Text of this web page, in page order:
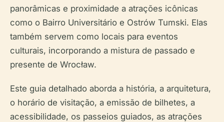
panorâmicas e proximidade a atrações icônicas
como o Bairro Universitário e Ostrów Tumski. Elas
também servem como locais para eventos
culturais, incorporando a mistura de passado e
presente de Wrocław.
Este guia detalhado aborda a história, a arquitetura,
o horário de visitação, a emissão de bilhetes, a
acessibilidade, os passeios guiados, as atrações